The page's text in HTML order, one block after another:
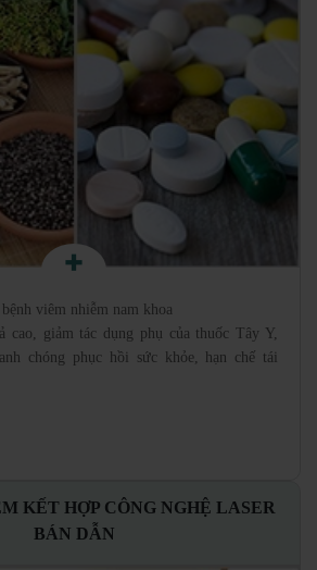
viêm nhiễm nam khoa
cao, giảm tác dụng phụ của thuốc Tây Y,
chóng phục hồi sức khỏe, hạn chế tái
KẾT HỢP CÔNG NGHỆ LASER
BÁN DẪN